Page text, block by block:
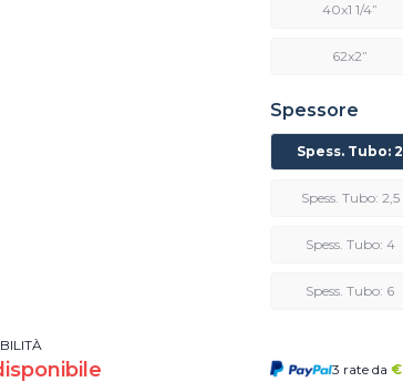
40x1 1/4”
62x2”
Spessore
Spess. Tubo: 2
Spess. Tubo: 2,5
Spess. Tubo: 4
Spess. Tubo: 6
3 rate da €